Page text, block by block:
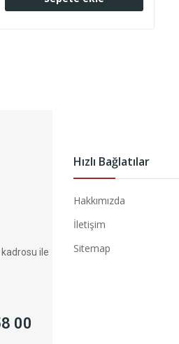
ile
00
Hızlı Bağlatılar
Hakkımızda
İletişim
Sitemap